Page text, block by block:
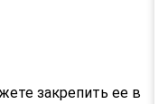
закрепить ее в